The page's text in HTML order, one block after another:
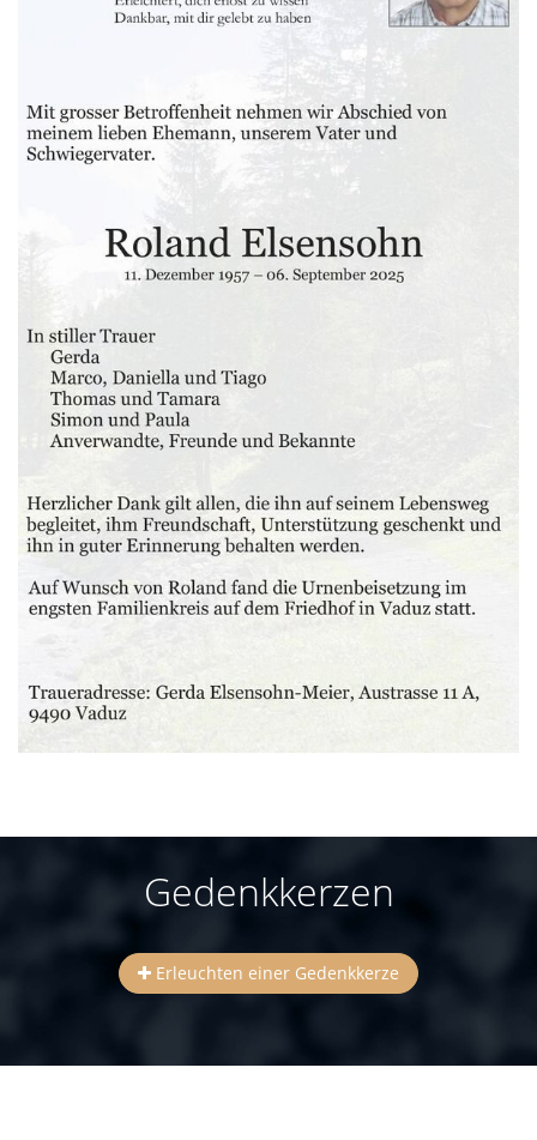
Gedenkkerzen
Erleuchten einer Gedenkkerze